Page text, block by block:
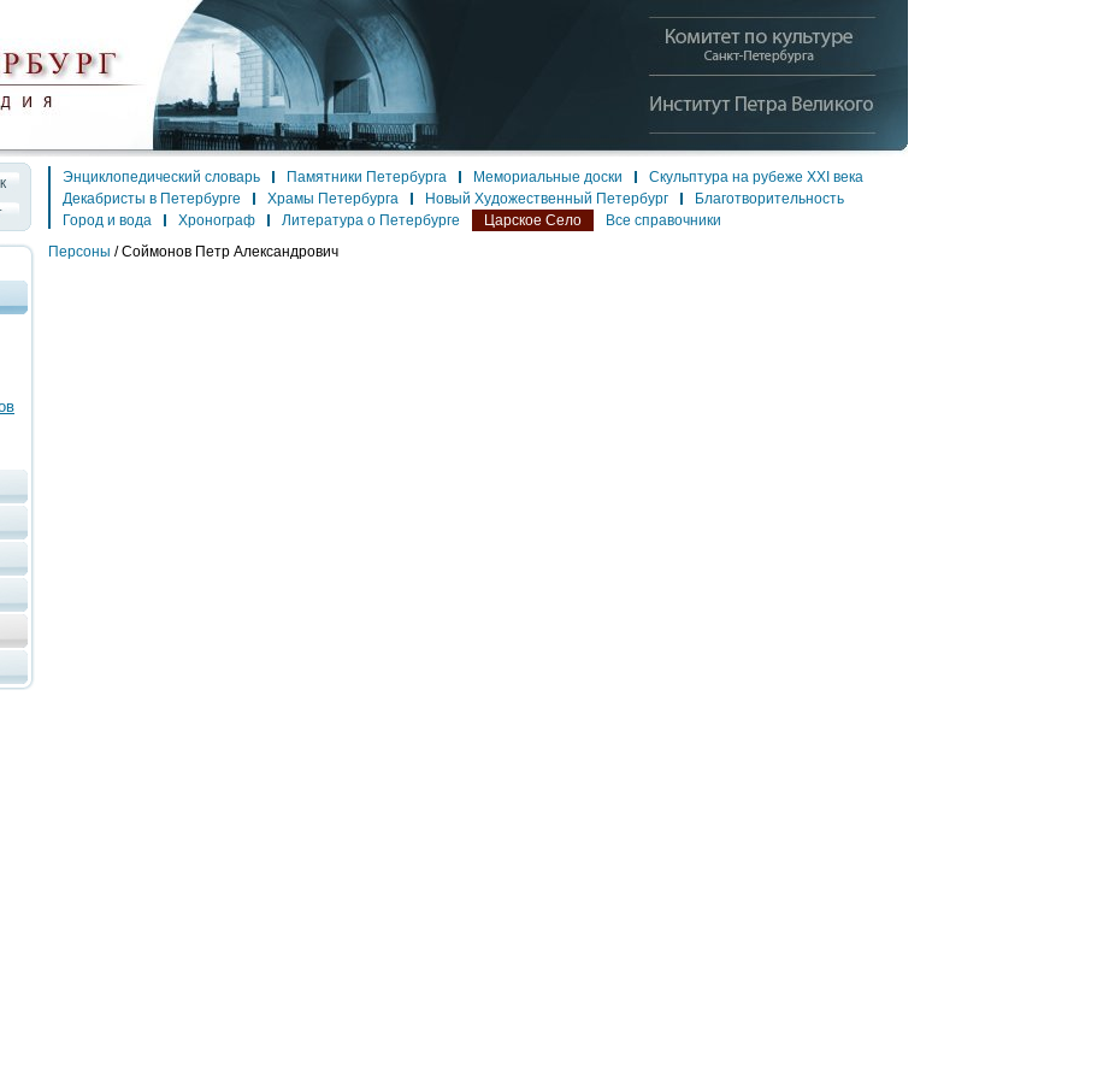
Энциклопедический словарь Памятники Петербурга Мемориальные доски
Скульптура на рубеже XXI века
Декабристы в Петербурге
Храмы Петербурга Новый Художественный Петербург
Благотворительность
Город и вода
Хронограф Литература о Петербурге Царское Село
Все справочники
Персоны / Соймонов Петр Александрович